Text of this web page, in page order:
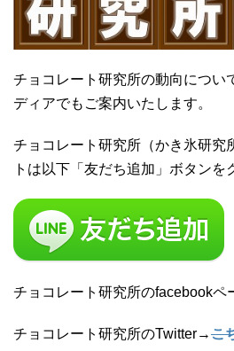
チョコレート研究所の動向につい
ディアでもご案内いたします。
チョコレート研究所（かき氷研究
トは以下「友だち追加」ボタンを
チョコレート研究所のfacebookペ
チョコレート研究所のTwitter→こ